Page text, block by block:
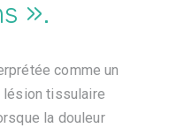
».
comme un
lésion tissulaire
la douleur